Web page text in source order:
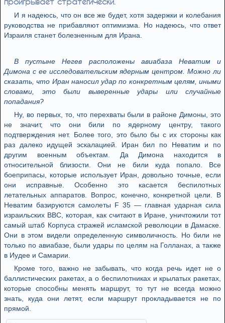
И я надеюсь, что он все же будет, хотя задержки и колебания
руководства не прибавляют оптимизма. Но надеюсь, что ответ
Израиля станет болезненным для Ирана.
В пустыне Негев расположены авиабаза Неватим и
Димона с ее исследовательским ядерным центром. Можно ли
сказать, что Иран наносил удар по конкретным целям, иными
словами, это были выверенные удары или случайные
попадания?
Ну, во первых, то, что перехваты были в районе Димоны, это
не значит, что они били по ядерному центру, такого
подтверждения нет. Более того, это было бы с их стороны как
раз далеко идущей эскалацией. Иран бил по Неватим и по
другим военным объектам. Да Димона находится в
относительной близости. Они не били куда попало. Все
боеприпасы, которые использует Иран, довольно точные, если
они исправные. Особенно это касается беспилотных
летательных аппаратов. Вопрос, конечно, конкретной цели. В
Неватим базируются самолеты F 35 — главная ударная сила
израильских ВВС, которая, как считают в Иране, уничтожили тот
самый штаб Корпуса стражей исламской революции в Дамаске.
Они в этом видели определенную символичность. Но били не
только по авиабазе, были удары по целям на Голланах, а также
в Иудее и Самарии.
Кроме того, важно не забывать, что когда речь идет не о
баллистических ракетах, а о беспилотниках и крылатых ракетах,
которые способны менять маршрут, то тут не всегда можно
знать, куда они летят, если маршрут прокладывается не по
прямой.